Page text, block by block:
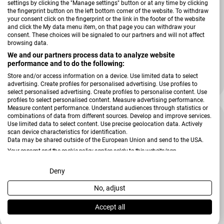
settings by clicking the "Manage settings" button or at any time by clicking
the fingerprint button on the left bottom corner of the website. To withdraw
your consent click on the fingerprint or the link in the footer of the website
and click the My data menu item, on that page you can withdraw your
consent. These choices will be signaled to our partners and will not affect
browsing data.
We and our partners process data to analyze website
performance and to do the following:
Store and/or access information on a device. Use limited data to select
advertising. Create profiles for personalised advertising. Use profiles to
select personalised advertising. Create profiles to personalise content. Use
profiles to select personalised content. Measure advertising performance.
Measure content performance. Understand audiences through statistics or
combinations of data from different sources. Develop and improve services.
Use limited data to select content. Use precise geolocation data. Actively
scan device characteristics for identification.
Data may be shared outside of the European Union and send to the USA.
Your consent and the cookie policy applies solely to this website/app.
View Partner List (2 IAB Vendors)
We use your data for the following purposes:
IAB processing purposes:
Deny
No, adjust
Accept all
Kühlschrank-Box, weiß, 22,5 x 17,5 cm
Verkäufer:
Zeller
Regulärer Preis
11,80 €